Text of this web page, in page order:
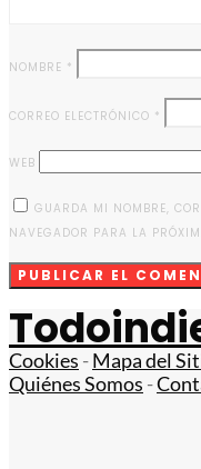
NOMBRE *
CORREO ELECTRÓNICO *
WEB
GUARDA MI NOMBRE,
NAVEGADOR PARA LA
Cookies -Mapa del
Quiénes Somos -